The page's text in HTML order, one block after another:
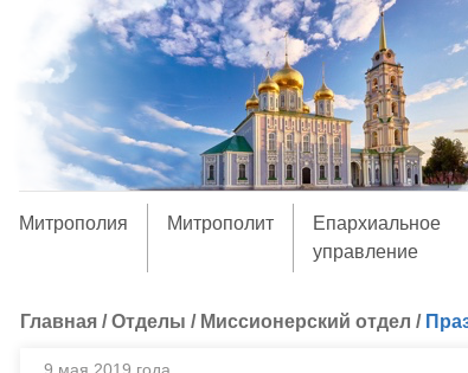
Митрополия Митрополит
Епархиальное
управление
Главная /Отделы / Миссионерский отдел /